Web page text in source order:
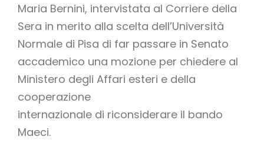
Maria Bernini, intervistata al Corriere della
Sera in merito alla scelta dell’Università
Normale di Pisa di far passare in Senato
accademico una mozione per chiedere al
Ministero degli Affari esteri e della
cooperazione
internazionale di riconsiderare il bando
Maeci.